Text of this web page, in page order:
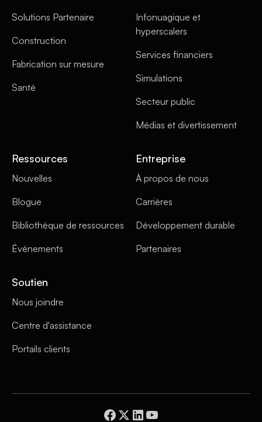
Solutions Partenaire
Construction
Fabrication sur mesure
Santé
Infonuagique et
hyperscalers
Services financiers
Simulations
Secteur public
Médias et divertissement
Ressources
Nouvelles
Blogue
Bibliothèque de ressources
Événements
Entreprise
À propos de nous
Carrières
Développement durable
Partenaires
Soutien
Nous joindre
Centre d'assistance
Portails clients